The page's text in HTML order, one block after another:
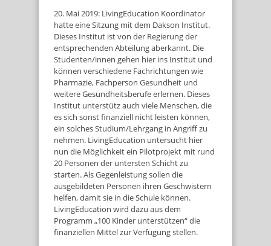
20. Mai 2019: LivingEducation Koordinator
hatte eine Sitzung mit dem Dakson Institut.
Dieses Institut ist von der Regierung der
entsprechenden Abteilung aberkannt. Die
Studenten/innen gehen hier ins Institut und
können verschiedene Fachrichtungen wie
Pharmazie, Fachperson Gesundheit und
weitere Gesundheitsberufe erlernen. Dieses
Institut unterstütz auch viele Menschen, die
es sich sonst finanziell nicht leisten können,
ein solches Studium/Lehrgang in Angriff zu
nehmen. LivingEducation untersucht hier
nun die Möglichkeit ein Pilotprojekt mit rund
20 Personen der untersten Schicht zu
starten. Als Gegenleistung sollen die
ausgebildeten Personen ihren Geschwistern
helfen, damit sie in die Schule können.
LivingEducation wird dazu aus dem
Programm „100 Kinder unterstützen“ die
finanziellen Mittel zur Verfügung stellen.